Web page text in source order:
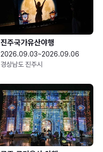
진주국가유산야행
2026.09.03~2026.09.06
경상남도 진주시